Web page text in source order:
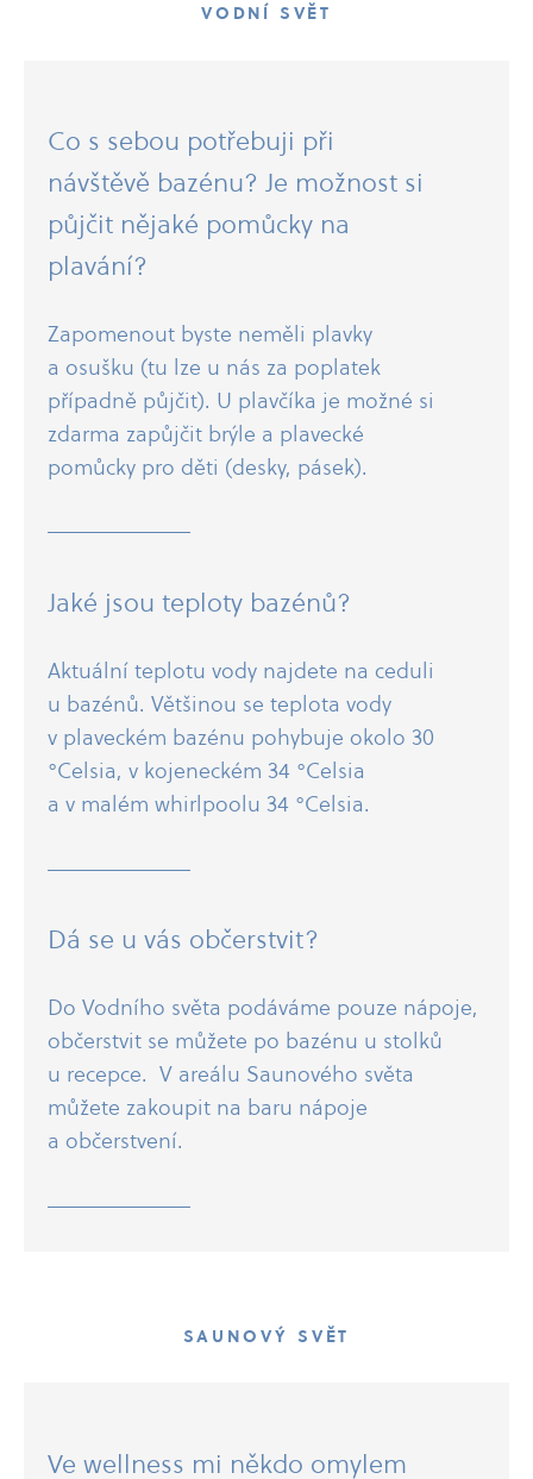
VODNÍ SVĚT
Co s sebou potřebuji při
návštěvě bazénu? Je možnost si
půjčit nějaké pomůcky na
plavání?
Zapomenout byste neměli plavky
a osušku (tu lze u nás za poplatek
případně půjčit). U plavčíka je možné si
zdarma zapůjčit brýle a plavecké
pomůcky pro děti (desky, pásek).
Jaké jsou teploty bazénů?
Aktuální teplotu vody najdete na ceduli
u bazénů. Většinou se teplota vody
v plaveckém bazénu pohybuje okolo 30
°Celsia, v kojeneckém 34 °Celsia
a v malém whirlpoolu 34 °Celsia.
Dá se u vás občerstvit?
Do Vodního světa podáváme pouze nápoje,
občerstvit se můžete po bazénu u stolků
u recepce. V areálu Saunového světa
můžete zakoupit na baru nápoje
a občerstvení.
SAUNOVÝ SVĚT
Ve wellness mi někdo omylem